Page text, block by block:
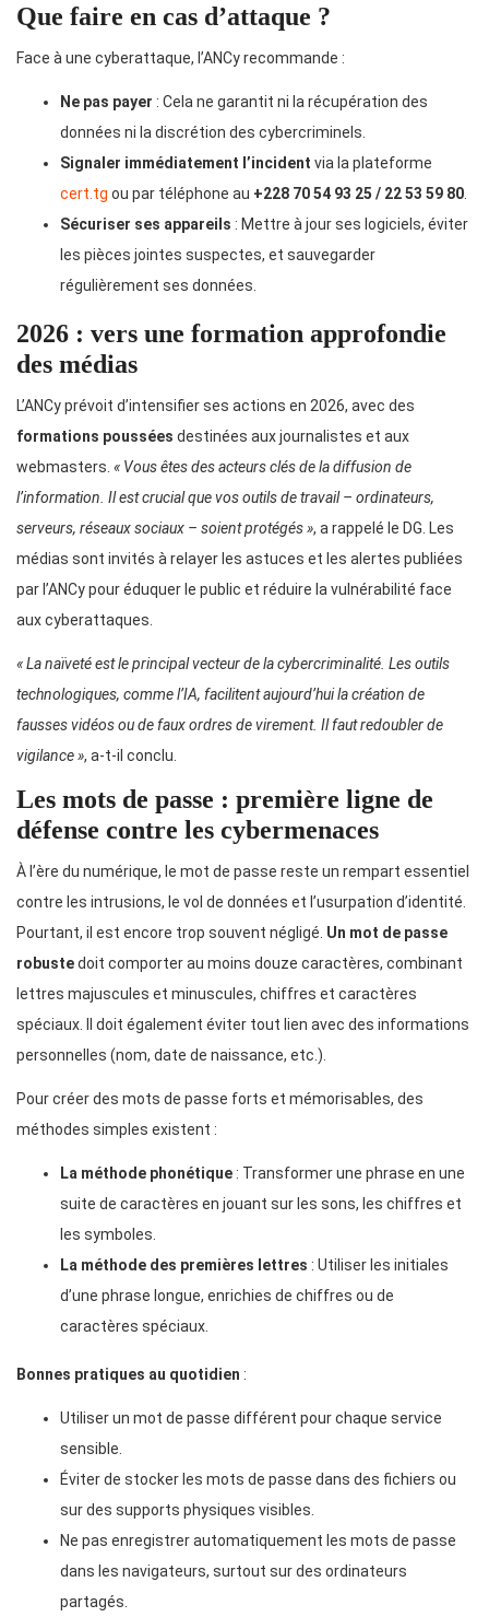
Que faire en cas d’attaque ?
Face à une cyberattaque, l’ANCy recommande :
Ne pas payer : Cela ne garantit ni la récupération des
données ni la discrétion des cybercriminels.
Signaler immédiatement l’incident via la plateforme
cert.tg ou par téléphone au +228 70 54 93 25 / 22 53 59 80
Sécuriser ses appareils : Mettre à jour ses logiciels, éviter
les pièces jointes suspectes, et sauvegarder
régulièrement ses données.
2026 : vers une formation approfondie
des médias
L’ANCy prévoit d’intensifier ses actions en 2026, avec des
formations poussées destinées aux journalistes et aux
webmasters. « Vous êtes des acteurs clés de la diffusion de
l’information. Il est crucial que vos outils de travail – ordinateurs,
serveurs, réseaux sociaux – soient protégés », a rappelé le DG. Les
médias sont invités à relayer les astuces et les alertes publiées
par l’ANCy pour éduquer le public et réduire la vulnérabilité face
aux cyberattaques.
« La naïveté est le principal vecteur de la cybercriminalité. Les outils
technologiques, comme l’IA, facilitent aujourd’hui la création de
fausses vidéos ou de faux ordres de virement. Il faut redoubler de
vigilance », a-t-il conclu.
Les mots de passe : première ligne de
défense contre les cybermenaces
À l’ère du numérique, le mot de passe reste un rempart essentiel
contre les intrusions, le vol de données et l’usurpation d’identité.
Pourtant, il est encore trop souvent négligé. Un mot de passe
robustedoit comporter au moins douze caractères, combinant
lettres majuscules et minuscules, chiffres et caractères
spéciaux. Il doit également éviter tout lien avec des informations
personnelles (nom, date de naissance, etc.).
Pour créer des mots de passe forts et mémorisables, des
méthodes simples existent :
La méthode phonétique : Transformer une phrase en une
suite de caractères en jouant sur les sons, les chiffres et
les symboles.
La méthode des premières lettres : Utiliser les initiales
d’une phrase longue, enrichies de chiffres ou de
caractères spéciaux.
Bonnes pratiques au quotidien :
Utiliser un mot de passe différent pour chaque service
sensible.
Éviter de stocker les mots de passe dans des fichiers ou
sur des supports physiques visibles.
Ne pas enregistrer automatiquement les mots de passe
dans les navigateurs, surtout sur des ordinateurs
partagés.